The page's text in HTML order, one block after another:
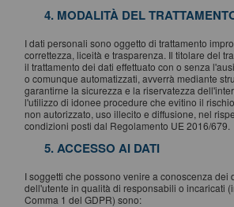
4. MODALITÀ DEL
I dati personali sono oggetto di trattamento
correttezza, liceità e trasparenza. Il titolare del
il trattamento dei dati effettuato con o senza
o comunque automatizzati, avverrà mediante
garantirne la sicurezza e la riservatezza
l'utilizzo di idonee procedure che evitino il
non autorizzato, uso illecito e diffusione, nel
condizioni posti dal Regolamento UE 2016/679.
5. ACCESSO AI DATI
I soggetti che possono venire a conoscenza dei
dell'utente in qualità di responsabili o incaricati
Comma 1 del GDPR) sono: